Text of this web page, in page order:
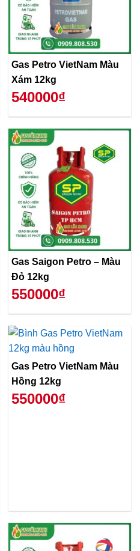
Gas Petro VietNam Màu
Xám 12kg
540000₫
Gas Saigon Petro – Màu
Đỏ 12kg
550000₫
Gas Petro VietNam Màu
Hồng 12kg
550000₫